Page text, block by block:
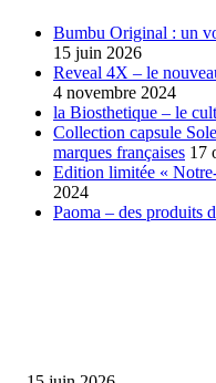
Bumbu Original : un
15 juin 2026
Reveal 4X – le
4 novembre 2024
la Biosthetique – le
Collection capsule
marques françaises 17
Edition limitée «
2024
Paoma – des produits